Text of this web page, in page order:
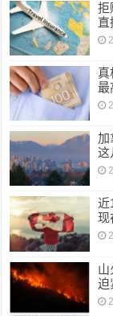
拒
直
真
最
加
这
近
现
山
迫